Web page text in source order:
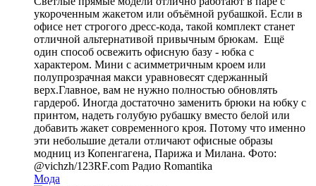
укороченным жакетом или объёмной рубашкой. Если в
офисе нет строгого дресс-кода, такой комплект станет
отличной альтернативой привычным брюкам. Ещё
один способ освежить офисную базу - юбка с
характером. Мини с асимметричным кроем или
полупрозрачная макси уравновесят сдержанный
верх.Главное, вам не нужно полностью обновлять
гардероб. Иногда достаточно заменить брюки на юбку с
принтом, надеть голубую рубашку вместо белой или
добавить жакет современного кроя. Потому что именно
эти небольшие детали отличают офисные образы
модниц из Копенгагена, Парижа и Милана. Фото:
@vichzh/123RF.com Радио Romantika
Мода